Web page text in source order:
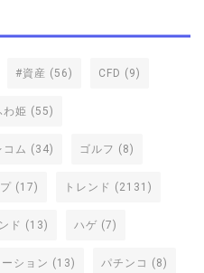
#資産 (56) CFD (9)
わ姫 (55)
コム (34) ゴルフ (8)
(17) トレンド (2131)
ド (13) ハゲ (7)
ション (13) パチンコ (8)